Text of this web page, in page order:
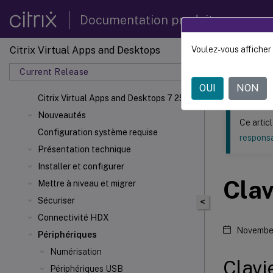
Documentation produit
Citrix Virtual Apps and Desktops
Current Release
Citrix Virtual Apps and Desktops 7 2511
Nouveautés
Configuration système requise
Présentation technique
Installer et configurer
Mettre à niveau et migrer
Sécuriser
Connectivité HDX
Périphériques
Numérisation
Périphériques USB
Ce contenu a
Citrix
<
Ce
Voulez-vous
OUI NON